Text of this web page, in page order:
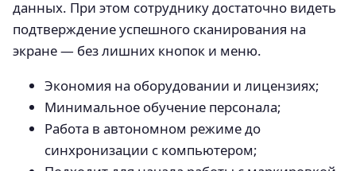
данных. При этом сотруднику достаточно видеть
подтверждение успешного сканирования на
экране — без лишних кнопок и меню.
Экономия на оборудовании и лицензиях;
Минимальное обучение персонала;
Работа в автономном режиме до
синхронизации с компьютером;